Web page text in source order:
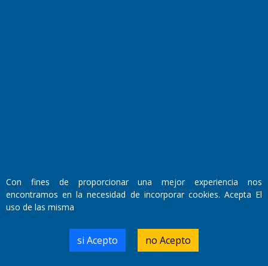
Propietario: El Diario SRL
Director Periodístico:
Walter René Goñi
Domicilio Legal: José Ingenieros 855,
Santa Rosa, La Pampa.
Con fines de proporcionar una mejor experiencia nos
encontramos en la necesidad de incorporar cookies. Acepta El
uso de las misma
si Acepto no Acepto